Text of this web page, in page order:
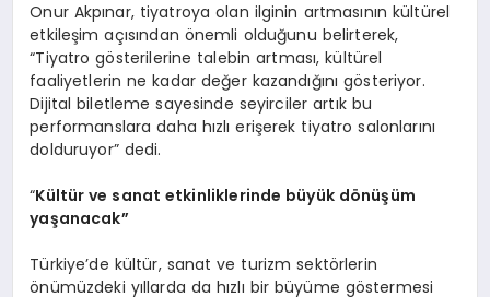
Onur Akpınar, tiyatroya olan ilginin artmasının kültürel
etkileşim açısından önemli olduğunu belirterek,
“Tiyatro gösterilerine talebin artması, kültürel
faaliyetlerin ne kadar değer kazandığını gösteriyor.
Dijital biletleme sayesinde seyirciler artık bu
performanslara daha hızlı erişerek tiyatro salonlarını
dolduruyor” dedi.
“Kültür ve sanat etkinliklerinde büyük dönüşüm
yaşanacak”
Türkiye’de kültür, sanat ve turizm sektörlerin
önümüzdeki yıllarda da hızlı bir büyüme göstermesi